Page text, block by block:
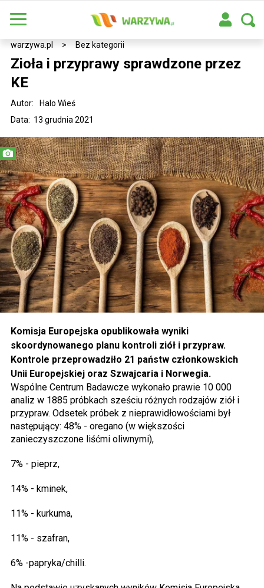
warzywa.pl > Bez kategorii
Zioła i przyprawy sprawdzone przez
KE
Data: 13 grudnia 2021
Autor: Halo Wieś
Komisja Europejska opublikowała wyniki
skoordynowanego planu kontroli ziół i przypraw.
Kontrole przeprowadziło 21 państw członkowskich
Unii Europejskiej oraz Szwajcaria i Norwegia.
Wspólne Centrum Badawcze wykonało prawie 10 000
analiz w 1885 próbkach sześciu różnych rodzajów ziół i
przypraw. Odsetek próbek z nieprawidłowościami był
następujący: 48% - oregano (w większości
zanieczyszczone liśćmi oliwnymi),
7% - pieprz,
14% - kminek,
11% - kurkuma,
11% - szafran,
6% -papryka/chilli.